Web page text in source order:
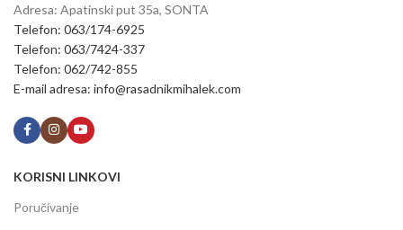
Adresa: Apatinski put 35a, SONTA
Telefon: 063/174-6925
Telefon: 063/7424-337
Telefon: 062/742-855
E-mail adresa: info@rasadnikmihalek.com
KORISNI LINKOVI
Poručivanje